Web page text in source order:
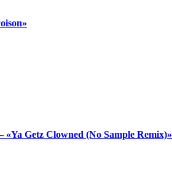
Getz Clowned (No Sample Remix)»